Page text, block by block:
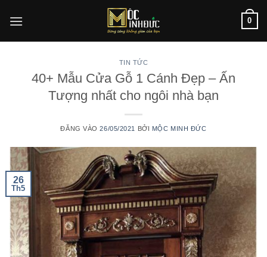
qua
0
TIN TỨC
40+ Mẫu Cửa Gỗ 1 Cánh Đẹp – Ấn
Tượng nhất cho ngôi nhà bạn
ĐĂNG VÀO26/05/2021 BỞI MỘC MINH ĐỨC
26
Th5